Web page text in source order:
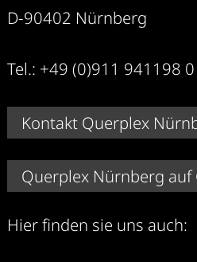
D-90402 Nürnberg
Tel.: +49 (0)911 941198 0
Kontakt Querplex
Querplex Nürnberg auf
Hier finden sie uns auch: